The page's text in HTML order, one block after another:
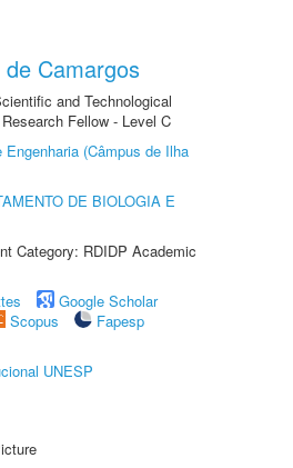
Camargos
and Technological
Fellow - Level C
Engenharia (Câmpus de Ilha
DE BIOLOGIA E
Category: RDIDP Academic
Google Scholar
Scopus
Fapesp
UNESP